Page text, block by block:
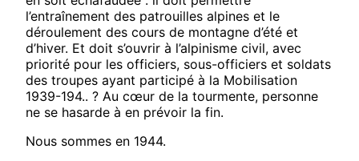
l’entraînement des patrouilles alpines et le
déroulement des cours de montagne d’été et
d’hiver. Et doit s’ouvrir à l’alpinisme civil, avec
priorité pour les officiers, sous-officiers et soldats
des troupes ayant participé à la Mobilisation
1939-194.. ? Au cœur de la tourmente, personne
ne se hasarde à en prévoir la fin.
Nous sommes en 1944.